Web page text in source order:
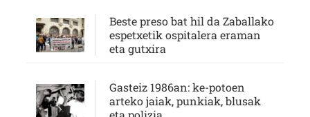
Beste preso bat hil da Zaballako
espetxetik ospitalera eraman
eta gutxira
Gasteiz 1986an: ke-potoen
arteko jaiak, punkiak, blusak